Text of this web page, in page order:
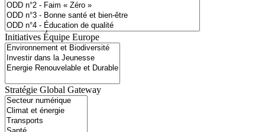
Initiatives Équipe Europe
Stratégie Global Gateway